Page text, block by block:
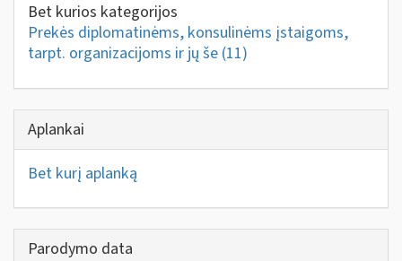
Bet kurios kategorijos
Prekės diplomatinėms, konsulinėms įstaigoms,
tarpt. organizacijoms ir jų še (11)
Aplankai
Bet kurį aplanką
Parodymo data